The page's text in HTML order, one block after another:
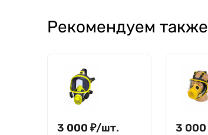
Рекомендуем также
3 000 ₽/шт. 3 000